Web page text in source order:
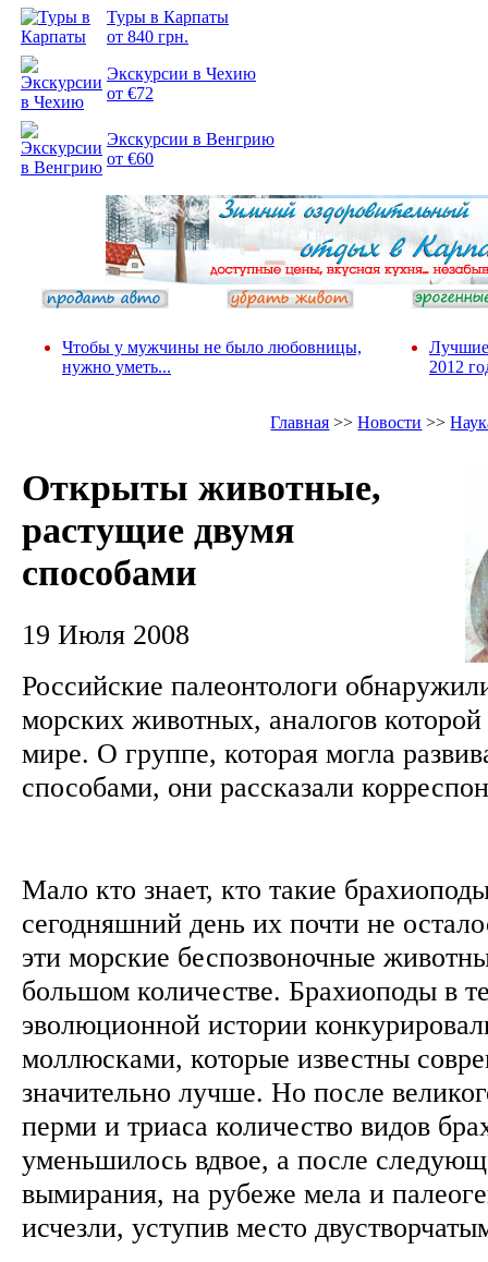
Туры в Карпаты
от 840 грн.
Экскурсии в Чехию
от €72
Экскурсии в Венгрию
от €60
Чтобы у мужчины не было любовницы,
нужно уметь...
Лучшие
2012
Главная >>Новости >>
Открыты животные,
растущие двумя
способами
19 Июля 2008
Российские палеонтологи
морских животных, аналогов
мире. О группе, которая могла
способами, они рассказали
Мало кто знает, кто такие
сегодняшний день их почти не
эти морские беспозвоночные
большом количестве. Брахиоподы в
эволюционной истории
моллюсками, которые известны
значительно лучше. Но после
перми и триаса количество видов
уменьшилось вдвое, а после
вымирания, на рубеже мела и
исчезли, уступив место